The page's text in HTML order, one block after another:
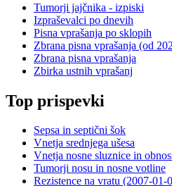
Tumorji jajčnika - izpiski
Izpraševalci po dnevih
Pisna vprašanja po sklopih
Zbrana pisna vprašanja (od
Zbrana pisna vprašanja
Zbirka ustnih vprašanj
Top prispevki
Sepsa in septični šok
Vnetja srednjega ušesa
Vnetja nosne sluznice in
Tumorji nosu in nosne votline
Rezistence na vratu (2007-01-